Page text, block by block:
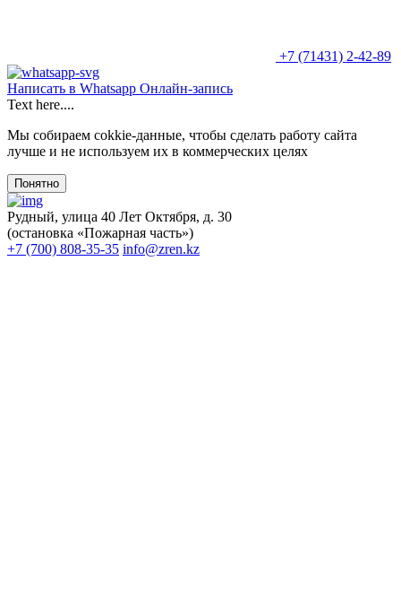
+7 (71431) 2-42-89
Написать в Whatsapp Онлайн-запись
Text here....
Мы собираем cokkie-данные, чтобы сделать работу сайта
лучше и не используем их в коммерческих целях
Понятно
Рудный, улица 40 Лет Октября, д. 30
(остановка «Пожарная часть»)
+7 (700) 808-35-35 info@zren.kz